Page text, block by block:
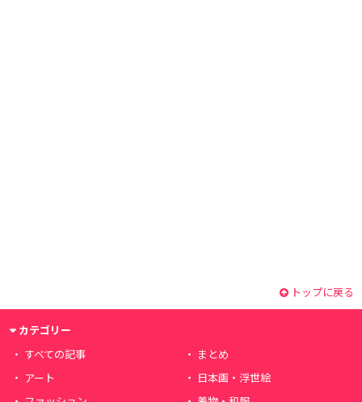
トップに戻る
カテゴリー
すべての記事
まとめ
アート
日本画・浮世絵